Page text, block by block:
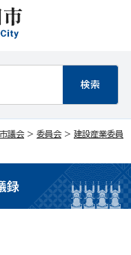
議会 > 委員会 > 建設産業委員
録